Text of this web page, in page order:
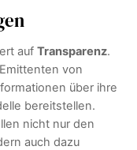
aufTransparenz.
von
über ihre
bereitstellen.
nicht nur den
auch dazu